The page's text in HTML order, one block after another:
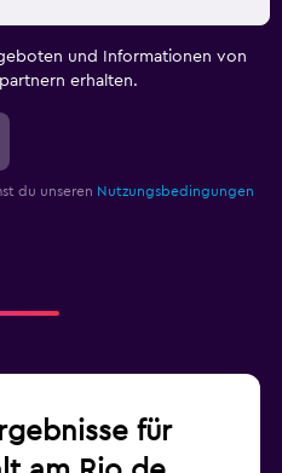
und Informationen von
erhalten.
du unseren Nutzungsbedingungen
für